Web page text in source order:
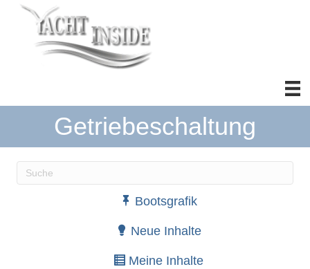
Getriebeschaltung
Wenn die Ergebnisse der automatischen
Bootsgrafik
Neue Inhalte
Meine Inhalte